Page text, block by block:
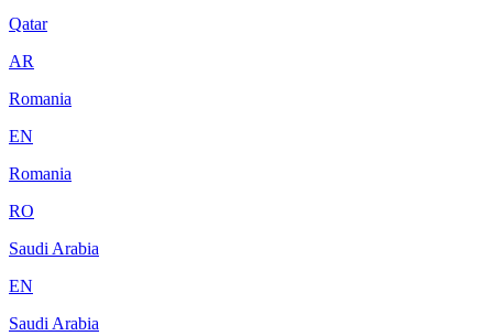
Qatar
AR
Romania
EN
Romania
RO
Saudi Arabia
EN
Saudi Arabia